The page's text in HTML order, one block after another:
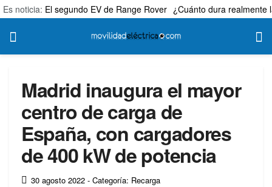
Es noticia: El segundo EV de Range Rover ¿Cuánto dura realmente
Madrid inaugura el mayor
centro de carga de
España, con cargadores
de 400 kW de potencia
30 agosto 2022 - Categoría: Recarga